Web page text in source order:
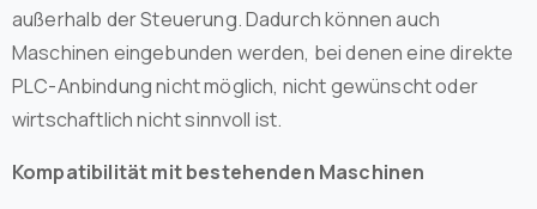
außerhalb der Steuerung. Dadurch können auch
Maschinen eingebunden werden, bei denen eine direkte
PLC-Anbindung nicht möglich, nicht gewünscht oder
wirtschaftlich nicht sinnvoll ist.
Kompatibilität mit bestehenden Maschinen